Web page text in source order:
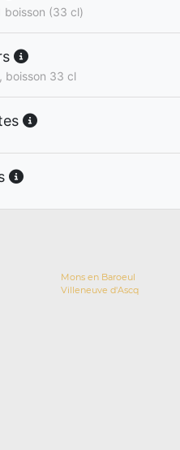
boisson (33 cl)
boisson 33 cl
Mons en Baroeul
Villeneuve d'Ascq